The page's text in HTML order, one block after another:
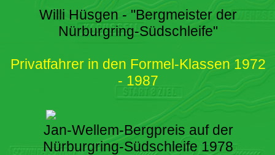
Willi Hüsgen - "Bergmeister der
Nürburgring-Südschleife"
Privatfahrer in den Formel-Klassen 1972
- 1987
Jan-Wellem-Bergpreis auf der
Nürburgring-Südschleife 1978